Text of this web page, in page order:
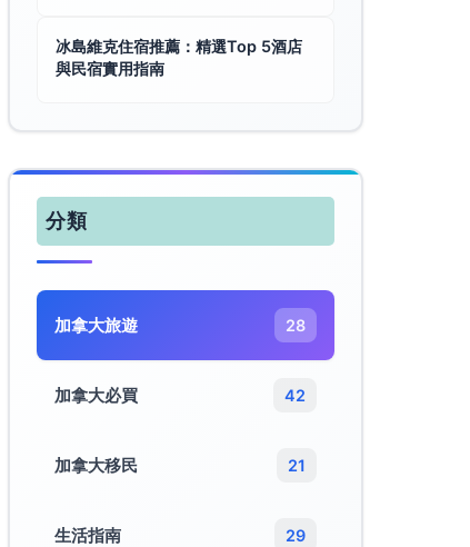
冰島維克住宿推薦：精選Top 5酒店
與民宿實用指南
分類
加拿大旅遊​ 28
加拿大必買 42
加拿大移民 21
生活指南 29